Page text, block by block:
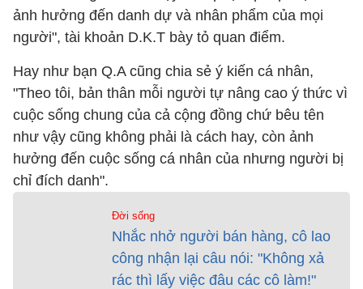
ảnh hưởng đến danh dự và nhân phẩm của mọi
người", tài khoản D.K.T bày tỏ quan điểm.
Hay như bạn Q.A cũng chia sẻ ý kiến cá nhân,
"Theo tôi, bản thân mỗi người tự nâng cao ý thức vì
cuộc sống chung của cả cộng đồng chứ bêu tên
như vậy cũng không phải là cách hay, còn ảnh
hưởng đến cuộc sống cá nhân của nhưng người bị
chỉ đích danh".
Đời sống
Nhắc nhở người bán hàng, cô lao
công nhận lại câu nói: "Không xả
rác thì lấy việc đâu các cô làm!"